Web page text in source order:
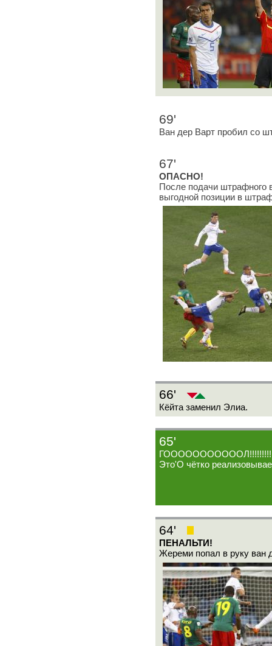
69'
Ван дер Варт пробил со
67'
ОПАСНО!
После подачи штрафного
выгодной позиции в
66'
Кёйта заменил Элиа.
65'
Это'О чётко
64'
ПЕНАЛЬТИ!
Жереми попал в руку ван